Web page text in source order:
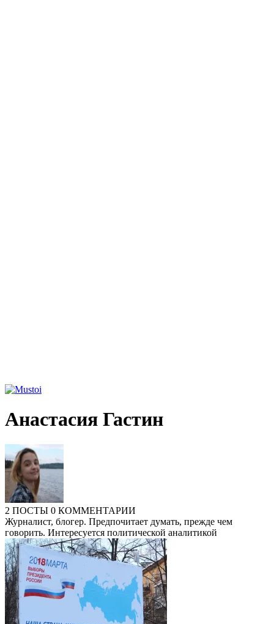
Анастасия Гастин
2 ПОСТЫ 0 КОММЕНТАРИИ
Журналист, блогер. Предпочитает думать, прежде чем
говорить. Интересуется политической аналитикой